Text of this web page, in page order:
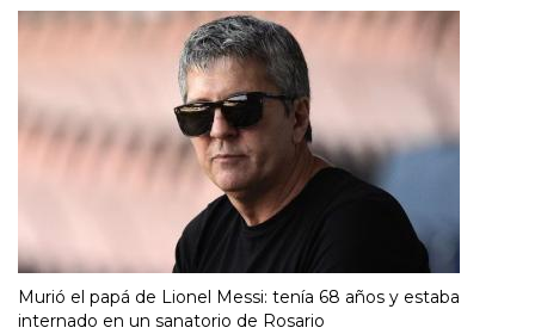
Murió el papá de Lionel Messi: tenía 68 años y estaba
internado en un sanatorio de Rosario